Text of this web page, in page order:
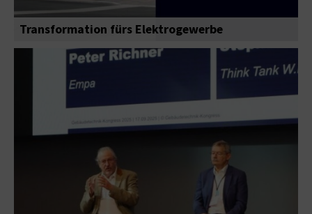
Transformation fürs Elektrogewerbe